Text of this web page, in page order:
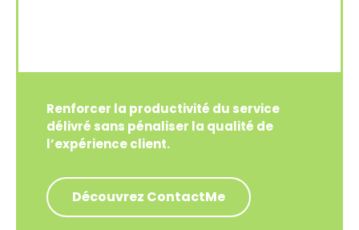
Renforcer la productivité du service
délivré sans pénaliser la qualité de
l’expérience client.
Découvrez ContactMe